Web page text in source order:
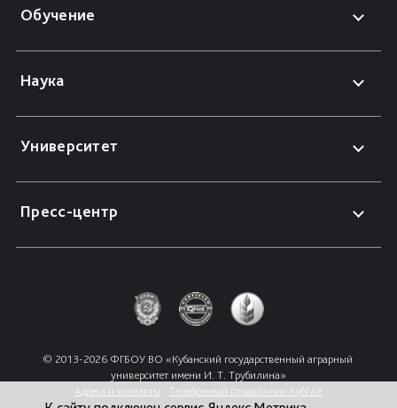
Обучение
Наука
Университет
Пресс-центр
© 2013-2026 ФГБОУ ВО «Кубанский государственный аграрный
университет имени И. Т. Трубилина»
Адреса и контакты
Телефонный справочник КубГАУ